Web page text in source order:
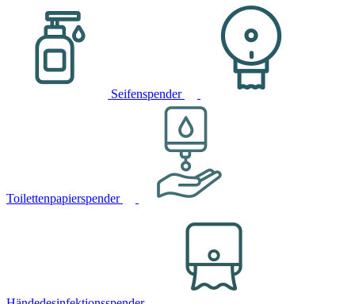
Seifenspender
Toilettenpapierspender